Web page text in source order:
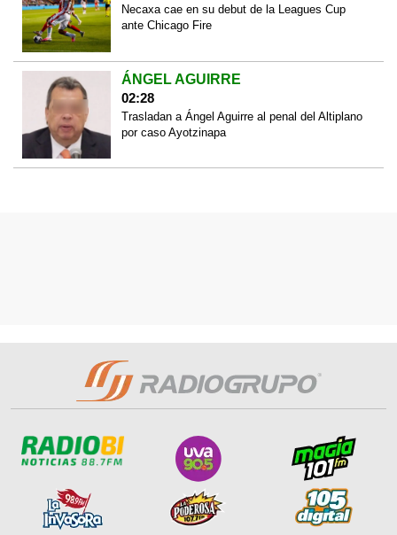
Necaxa cae en su debut de la Leagues Cup
ante Chicago Fire
ÁNGEL AGUIRRE
02:28
Trasladan a Ángel Aguirre al penal del Altiplano
por caso Ayotzinapa